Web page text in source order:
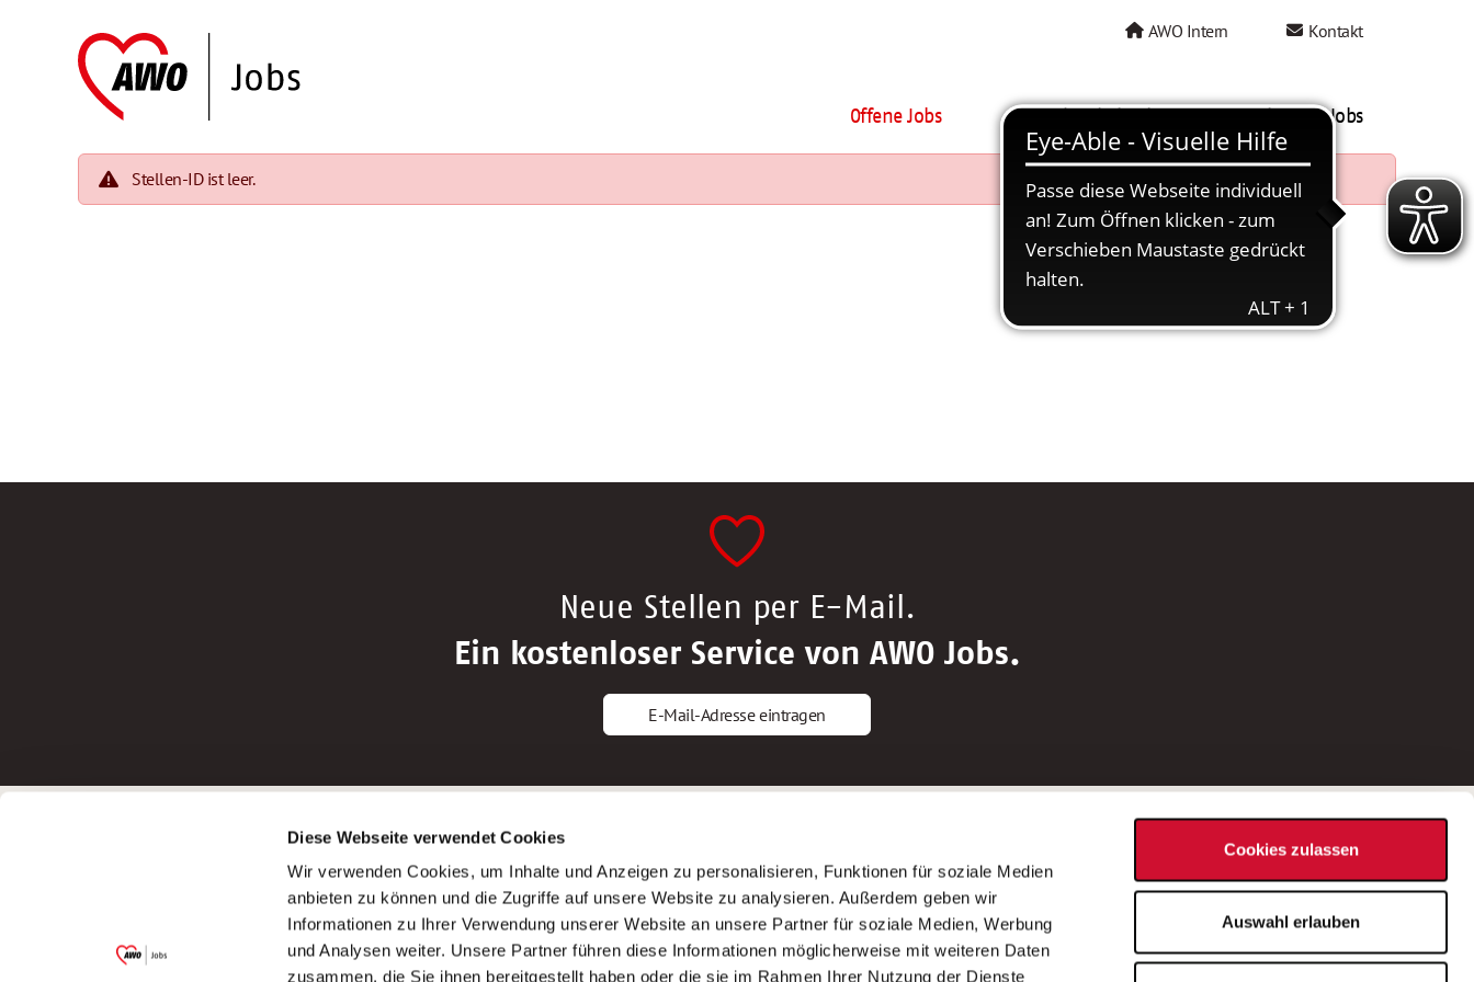
Diese Webseite verwendet Cookies
Wir verwenden Cookies, um Inhalte und Anzeigen zu personalisieren, Funktionen für soziale Medien
anbieten zu können und die Zugriffe auf unsere Website zu analysieren. Außerdem geben wir
Informationen zu Ihrer Verwendung unserer Website an unsere Partner für soziale Medien, Werbung
und Analysen weiter. Unsere Partner führen diese Informationen möglicherweise mit weiteren Daten
zusammen, die Sie ihnen bereitgestellt haben oder die sie im Rahmen Ihrer Nutzung der Dienste
Cookies zulassen
Auswahl erlauben
AWO Intern Kontakt
Offene Jobs AWO als Arbeitgeber Mein AWO Jobs
Stellen-ID ist leer.
Neue Stellen per E-Mail.
Ein kostenloser Service von AWO Jobs.
E-Mail-Adresse eintragen
Garitz Bewirtschaftungsbetriebe GmbH
(Ein Tochterunternehmen des AWO
Bezirksverbandes Unterfranken e.V.)
Bewerbungstipps
Bewerbung als Altenpfleger*in
Bewerbung als Krankenpfleger*in
Bewerbung als Altenpflegehelfer*in
Bewerbung als Erzieher*in
AWO Gliederungen nach Bundesland
Stellenangebote nach Bundesländern
Sitemap
Impressum
Datenschutz
Bei Fragen zu einer Stellenausschreibung
wenden Sie sich bitte an die*den in der
Stellenausschreibung genannte*n